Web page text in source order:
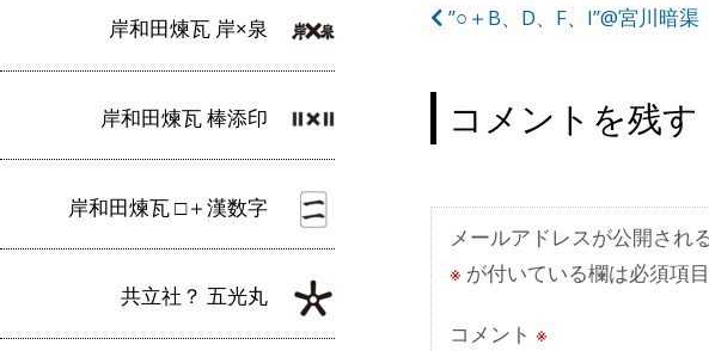
岸和田煉瓦 岸×泉
岸和田煉瓦 棒添印
岸和田煉瓦 □＋漢数字
共立社？ 五光丸
投
ナ
ビ
ゲ
ー
シ
ョ
”○＋B、D、F、I”@宮川暗渠
コメントを残す
メールアドレスが公開され
※ が付いている欄は必須項
コメント ※